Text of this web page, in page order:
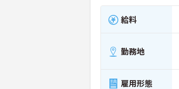
給料
勤務地
雇用形態